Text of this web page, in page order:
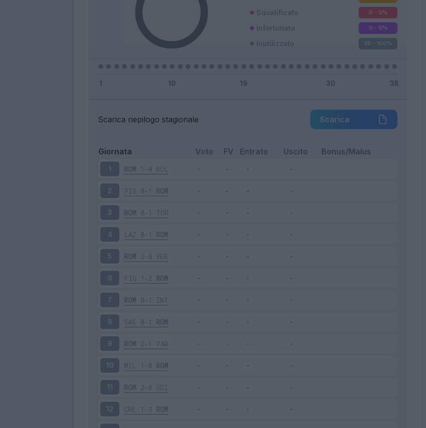
Squalificato 0 - 0%
Infortunato 0 - 0%
Inutilizzato 38 - 100%
Scarica riepilogo stagionale Scarica
Giornata Voto FV Entrato Uscito Bonus/Malus
1 ROM 1-0 BOL
2 PIS 0-1 ROM
3 ROM 0-1 TOR
4 LAZ 0-1 ROM
5 ROM 2-0 VER
6 FIO 1-2 ROM
7 ROM 0-1 INT
8 SAS 0-1 ROM
9 ROM 2-1 PAR
10 MIL 1-0 ROM
11 ROM 2-0 UDI
12 CRE 1-3 ROM